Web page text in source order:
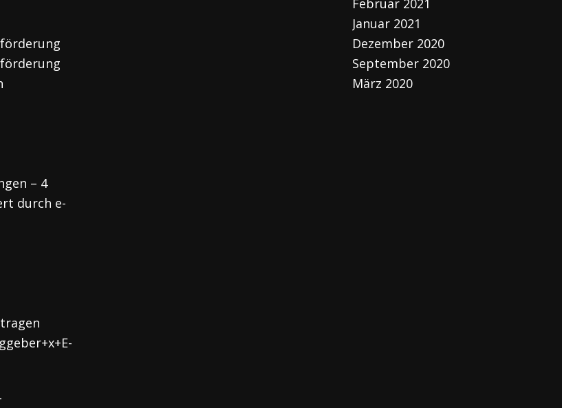
– 4
durch e-
Februar 2021
Januar 2021
Dezember 2020
September 2020
März 2020